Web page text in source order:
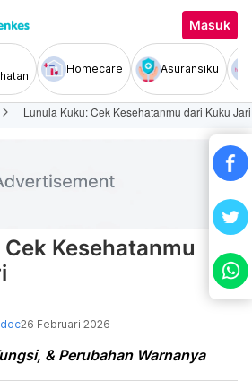
Masuk
Homecare Asuransiku
Lunula Kuku: Cek Kesehatanmu dari Kuku Jari
Kesehatanmu
26 Februari 2026
& Perubahan Warnanya